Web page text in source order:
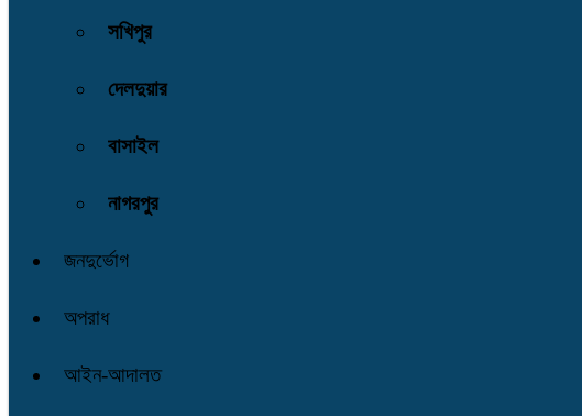
সখিপুর
দেলদুয়ার
বাসাইল
নাগরপুর
জনদুর্ভোগ
অপরাধ
আইন-আদালত